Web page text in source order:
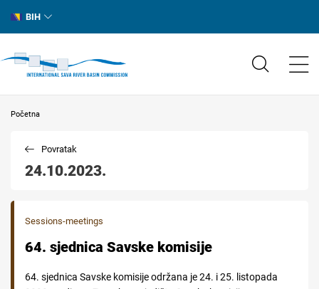
BIH
Početna
24.10.2023.
Povratak
Sessions-meetings
64. sjednica Savske komisije
64. sjednica Savske komisije održana je 24. i 25. listopada